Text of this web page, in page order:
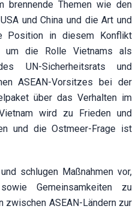
brennende Themen wie den
und China und die Art und
Position in diesem Konflikt
um die Rolle Vietnams als
UN-Sicherheitsrats und
ASEAN-Vorsitzes bei der
über das Verhalten im
wird zu Frieden und
und die Ostmeer-Frage ist
schlugen Maßnahmen vor,
Gemeinsamkeiten zu
zwischen ASEAN-Ländern zur